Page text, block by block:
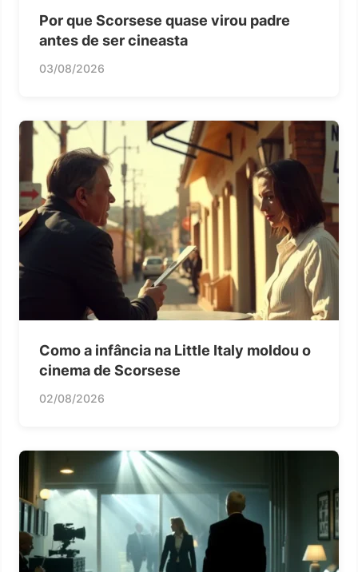
Por que Scorsese quase virou padre
antes de ser cineasta
03/08/2026
Como a infância na Little Italy moldou o
cinema de Scorsese
02/08/2026